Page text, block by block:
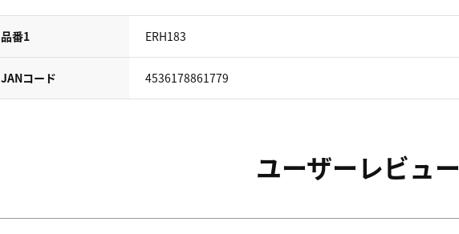
品番1 ERH183
JANコード 4536178861779
ユーザーレビュー